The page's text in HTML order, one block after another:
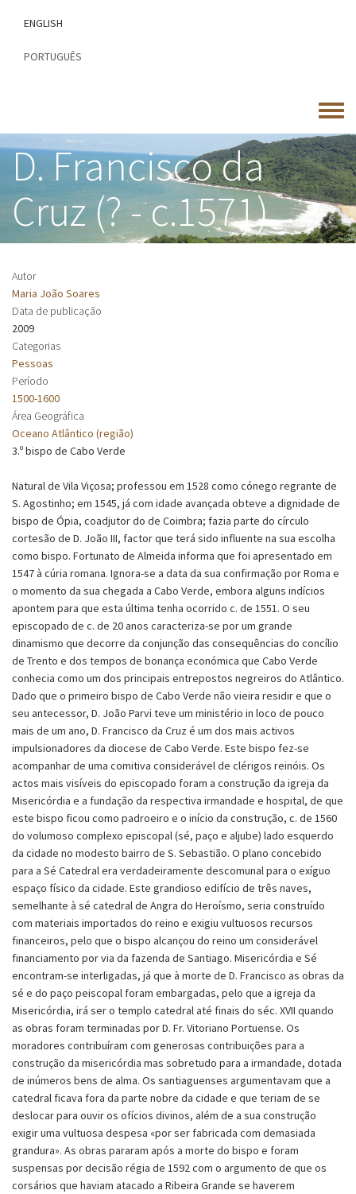
conteúdo
ENGLISH
PORTUGUÊS
Toggle
menu
D. Francisco da
Cruz (? - c.1571)
Autor
Maria João Soares
Data de publicação
2009
Categorias
Pessoas
Período
1500-1600
Área Geográfica
Oceano Atlântico (região)
3.º bispo de Cabo Verde
Natural de Vila Viçosa; professou em 1528 como cónego regrante de
S. Agostinho; em 1545, já com idade avançada obteve a dignidade de
bispo de Ópia, coadjutor do de Coimbra; fazia parte do círculo
cortesão de D. João III, factor que terá sido influente na sua escolha
como bispo. Fortunato de Almeida informa que foi apresentado em
1547 à cúria romana. Ignora-se a data da sua confirmação por Roma e
o momento da sua chegada a Cabo Verde, embora alguns indícios
apontem para que esta última tenha ocorrido c. de 1551. O seu
episcopado de c. de 20 anos caracteriza-se por um grande
dinamismo que decorre da conjunção das consequências do concílio
de Trento e dos tempos de bonança económica que Cabo Verde
conhecia como um dos principais entrepostos negreiros do Atlântico.
Dado que o primeiro bispo de Cabo Verde não vieira residir e que o
seu antecessor, D. João Parvi teve um ministério in loco de pouco
mais de um ano, D. Francisco da Cruz é um dos mais activos
impulsionadores da diocese de Cabo Verde. Este bispo fez-se
acompanhar de uma comitiva considerável de clérigos reinóis. Os
actos mais visíveis do episcopado foram a construção da igreja da
Misericórdia e a fundação da respectiva irmandade e hospital, de que
este bispo ficou como padroeiro e o início da construção, c. de 1560
do volumoso complexo episcopal (sé, paço e aljube) lado esquerdo
da cidade no modesto bairro de S. Sebastião. O plano concebido
para a Sé Catedral era verdadeiramente descomunal para o exíguo
espaço físico da cidade. Este grandioso edifício de três naves,
semelhante à sé catedral de Angra do Heroísmo, seria construído
com materiais importados do reino e exigiu vultuosos recursos
financeiros, pelo que o bispo alcançou do reino um considerável
financiamento por via da fazenda de Santiago. Misericórdia e Sé
encontram-se interligadas, já que à morte de D. Francisco as obras da
sé e do paço peiscopal foram embargadas, pelo que a igreja da
Misericórdia, irá ser o templo catedral até finais do séc. XVII quando
as obras foram terminadas por D. Fr. Vitoriano Portuense. Os
moradores contribuíram com generosas contribuições para a
construção da misericórdia mas sobretudo para a irmandade, dotada
de inúmeros bens de alma. Os santiaguenses argumentavam que a
catedral ficava fora da parte nobre da cidade e que teriam de se
deslocar para ouvir os ofícios divinos, além de a sua construção
exigir uma vultuosa despesa «por ser fabricada com demasiada
grandura». As obras pararam após a morte do bispo e foram
suspensas por decisão régia de 1592 com o argumento de que os
corsários que haviam atacado a Ribeira Grande se haverem